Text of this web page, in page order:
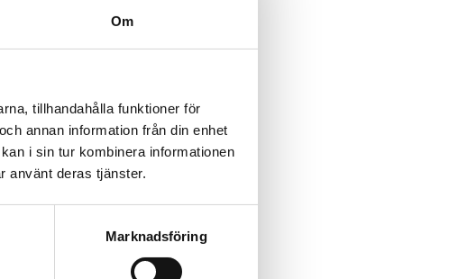
Om
tillhandahålla funktioner för
annan information från din enhet
i sin tur kombinera informationen
använt deras tjänster.
Marknadsföring